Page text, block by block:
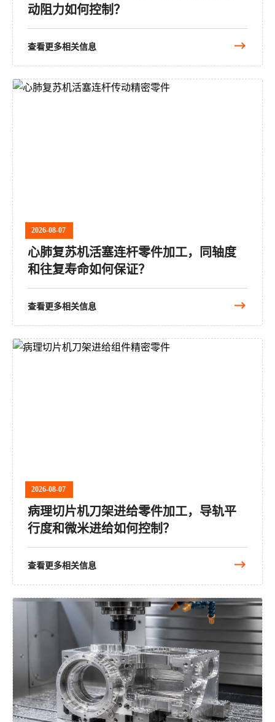
动阻力如何控制？
查看更多相关信息
2026-08-07
心肺复苏机活塞连杆零件加工，同轴度
和往复寿命如何保证？
查看更多相关信息
2026-08-07
病理切片机刀架进给零件加工，导轨平
行度和微米进给如何控制？
查看更多相关信息